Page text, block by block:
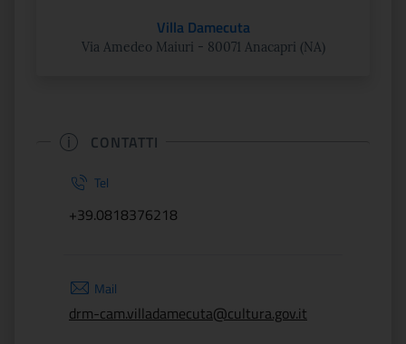
Villa Damecuta
Via Amedeo Maiuri - 80071 Anacapri (NA)
CONTATTI
Tel
+39.0818376218
Mail
drm-cam.villadamecuta@cultura.gov.it